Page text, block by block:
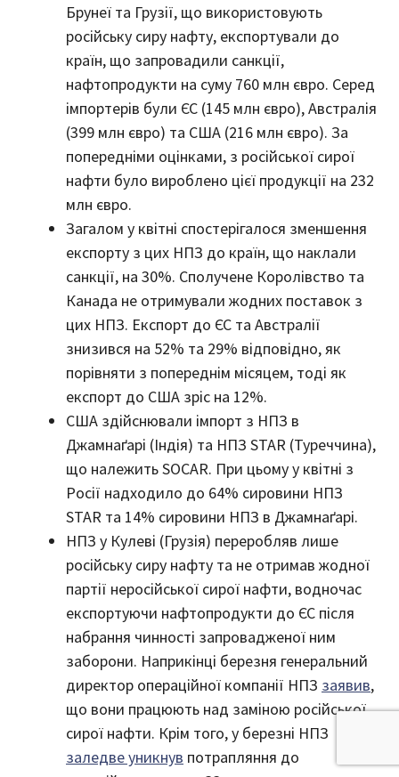
Брунеї та Грузії, що використовують
російську сиру нафту, експортували до
країн, що запровадили санкції,
нафтопродукти на суму 760 млн євро. Серед
імпортерів були ЄС (145 млн євро), Австралія
(399 млн євро) та США (216 млн євро). За
попередніми оцінками, з російської сирої
нафти було вироблено цієї продукції на 232
млн євро.
Загалом у квітні спостерігалося зменшення
експорту з цих НПЗ до країн, що наклали
санкції, на 30%. Сполучене Королівство та
Канада не отримували жодних поставок з
цих НПЗ. Експорт до ЄС та Австралії
знизився на 52% та 29% відповідно, як
порівняти з попереднім місяцем, тоді як
експорт до США зріс на 12%.
США здійснювали імпорт з НПЗ в
Джамнаґарі (Індія) та НПЗ STAR (Туреччина),
що належить SOCAR. При цьому у квітні з
Росії надходило до 64% сировини НПЗ
STAR та 14% сировини НПЗ в Джамнаґарі.
НПЗ у Кулеві (Грузія) переробляв лише
російську сиру нафту та не отримав жодної
партії неросійської сирої нафти, водночас
експортуючи нафтопродукти до ЄС після
набрання чинності запровадженої ним
заборони. Наприкінці березня генеральний
директор операційної компанії НПЗ заявив,
що вони працюють над заміною російської
сирої нафти. Крім того, у березні НПЗ
заледве уникнув потрапляння до